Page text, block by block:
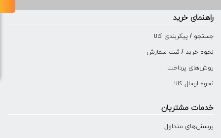
راهنمای خرید
جستجو / پیکربندی کالا
نحوه خرید / ثبت سفارش
روش‌های پرداخت
نحوه ارسال کالا
خدمات مشتریان
پرسش‌های متداول